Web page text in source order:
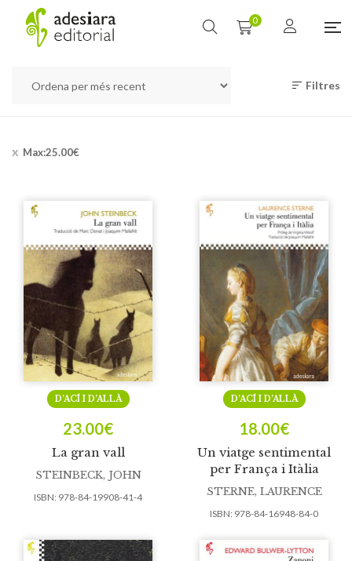
0
Filtres
Max:25.00€
La gran vall
D’ACÍ I D’ALLÀ
23.00€
STEINBECK, JOHN
ISBN: 978-84-19908-41-4
Un viatge sentimental
per França i Itàlia
D’ACÍ I D’ALLÀ
18.00€
STERNE, LAURENCE
ISBN: 978-84-16948-84-0